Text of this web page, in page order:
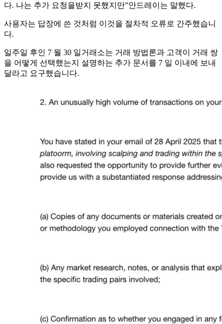
다. 나는 추가 요청을받지 못했지만”안드레이는 말했다.
사용자는 답장에 쓴 것처럼 이것을 절차적 오류로 간주했습니
다.
일주일 후인 7 월 30 일거래소는 거래 방법론과 고객이 거래 쌍
을 어떻게 선택했는지 설명하는 추가 문서를 7 일 이내에 보내
달라고 요구했습니다.